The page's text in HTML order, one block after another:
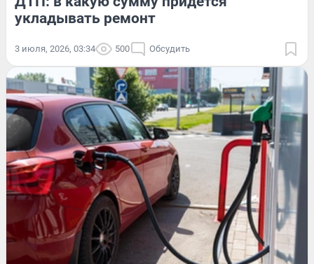
укладывать ремонт
3 июля, 2026, 03:34 500 Обсудить